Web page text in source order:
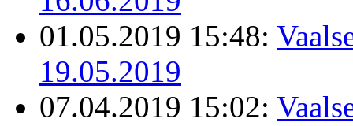
01.05.2019 15:48:
19.05.2019
07.04.2019 15:02: